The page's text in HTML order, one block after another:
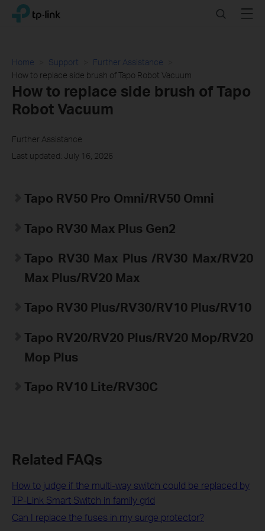
Click
navigation
TP-Link, Reliably Smart SearchMenu
Home Support
Further Assistance
How to replace side brush of Tapo Robot Vacuum
How to replace side brush of Tapo
Robot Vacuum
Further Assistance
Last updated: July 16, 2026
Tapo RV50 Pro Omni/RV50 Omni
Tapo RV30 Max Plus Gen2
Tapo RV30 Max Plus /RV30 Max/RV20
Max Plus/RV20 Max
Tapo RV30 Plus/RV30/RV10 Plus/RV10
Tapo RV20/RV20 Plus/RV20 Mop/RV20
Mop Plus
Tapo RV10 Lite/RV30C
Related FAQs
How to judge if the multi-way switch could be replaced by
TP-Link Smart Switch in family grid
Can I replace the fuses in my surge protector?